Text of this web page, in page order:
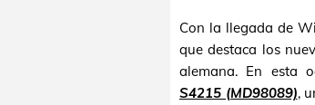
Con la llegada de
que destaca los
alemana. En esta
S4215 (MD98089),